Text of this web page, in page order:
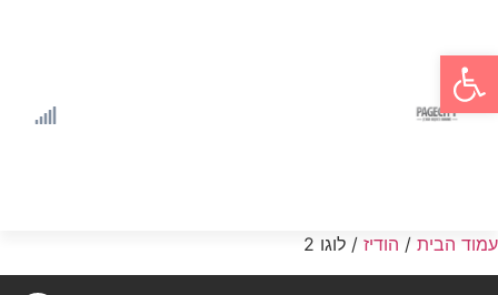
פתח סרגל נגישות
עמוד הבית / הודיז / לוגו 2